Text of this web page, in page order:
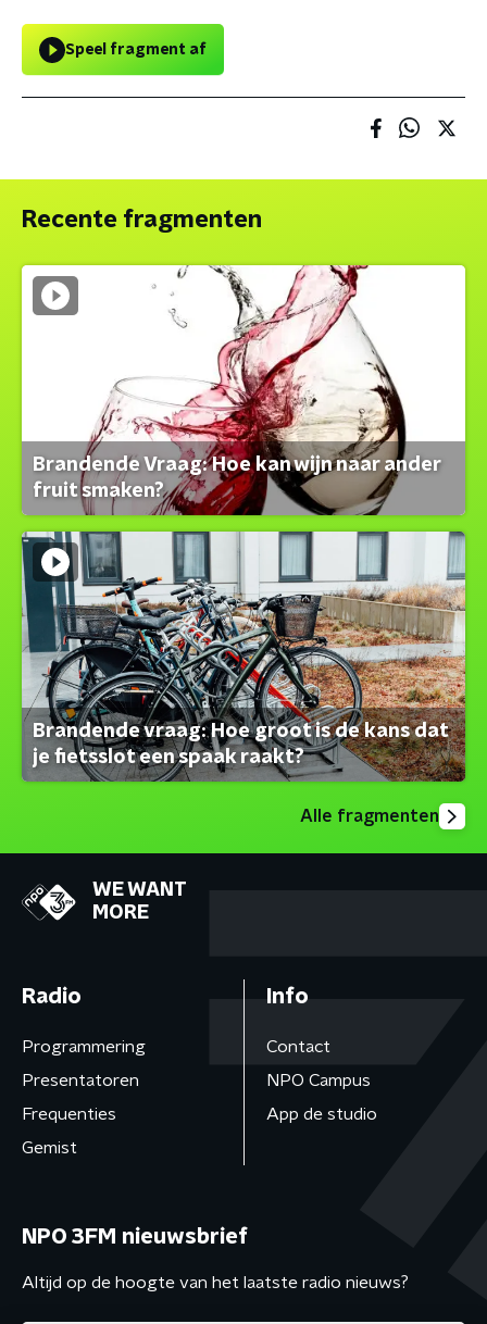
Speel fragment af
Recente fragmenten
Brandende Vraag: Hoe kan wijn naar ander
fruit smaken?
Brandende vraag: Hoe groot is de kans dat
je fietsslot een spaak raakt?
Alle fragmenten
WE WANT
MORE
Radio
Programmering
Presentatoren
Frequenties
Gemist
Info
Contact
NPO Campus
App de studio
NPO 3FM nieuwsbrief
Altijd op de hoogte van het laatste radio nieuws?